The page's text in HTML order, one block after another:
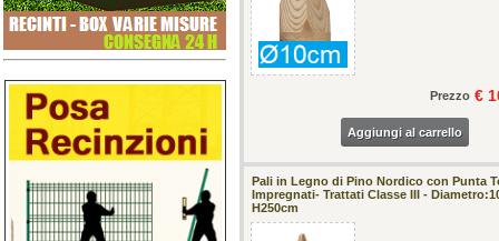
Prezzo €
Aggiungi al carrello
Pali in Legno di Pino Nordico con Punta
Impregnati- Trattati Classe III -
H250cm